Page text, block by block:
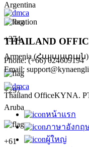
Argentina
+374
Armenia (Հայաստան)
+297
Aruba
+61
THAILAND
Phone: (+66) 024609194
Email:
Thailand OfficeKYNA.
หน้าแรก
ภาษาอังกฤ
ผู้ใหญ่